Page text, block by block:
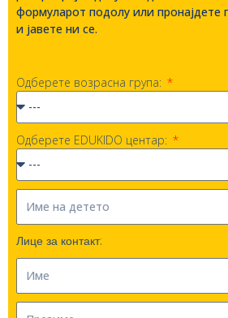
формуларот подолу или пронајдете
и јавете ни се.
Одберете возрасна група:
Одберете EDUKIDO центар:
Лице за контакт: